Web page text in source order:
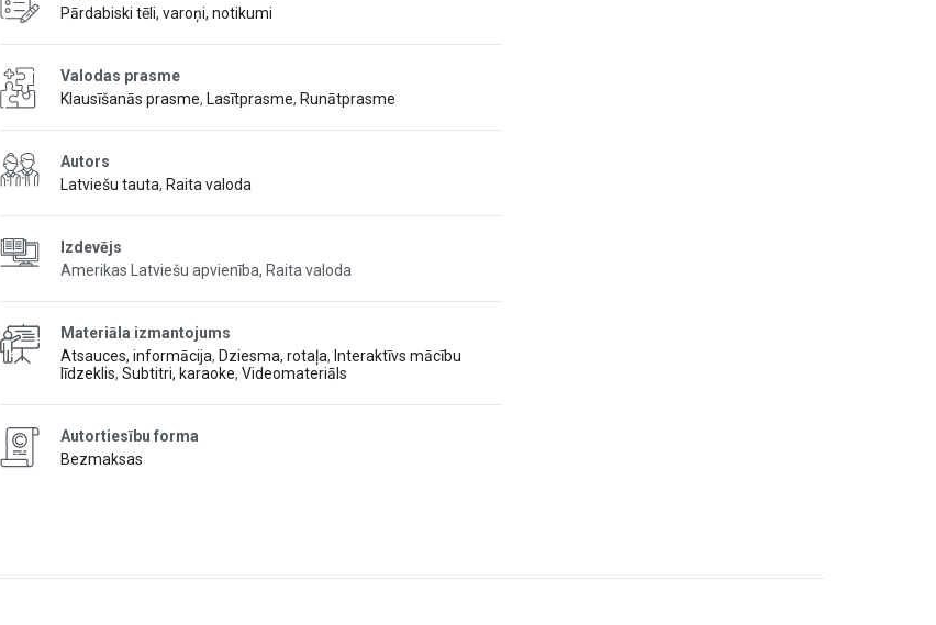
Pārdabiski tēli, varoņi, notikumi
Valodas prasme
Klausīšanās prasme, Lasītprasme, Runātprasme
Autors
Latviešu tauta, Raita valoda
Izdevējs
Amerikas Latviešu apvienība, Raita valoda
Materiāla izmantojums
Atsauces, informācija, Dziesma, rotaļa, Interaktīvs mācību
līdzeklis, Subtitri, karaoke, Videomateriāls
Autortiesību forma
Bezmaksas